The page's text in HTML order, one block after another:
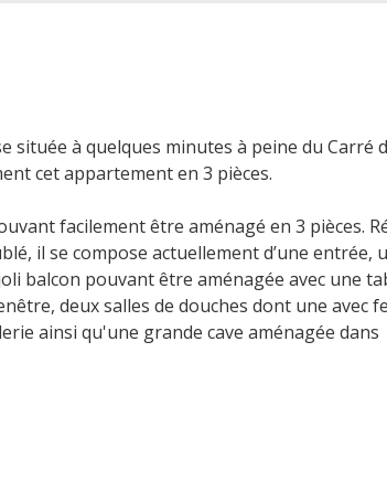
située à quelques minutes à peine du Carré
cet appartement en 3 pièces.
facilement être aménagé en 3 pièces.
il se compose actuellement d’une entrée,
balcon pouvant être aménagée avec une
deux salles de douches dont une avec
ainsi qu'une grande cave aménagée dans
conditions de locations dans le cas où